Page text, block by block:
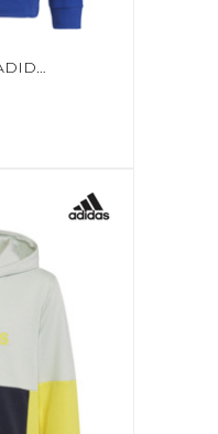
BLUZA DLA DZIECI ADIDAS COLOURBLOCK HOODIE BIAŁO-NIEBIESKA HG6826